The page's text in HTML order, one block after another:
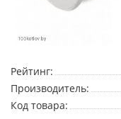
Рейтинг:
Производитель:
Код товара: